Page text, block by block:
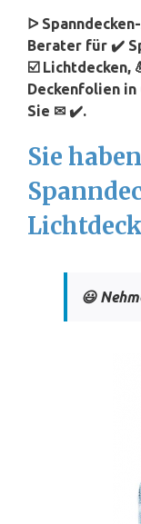
ᐅ
Berater für ✔️
☑️ Lichtdecken,
Deckenfolien in
Sie ✉ ✔️.
Sie
😃